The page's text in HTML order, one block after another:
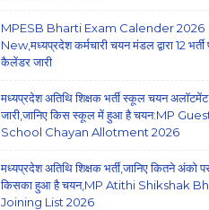
MPESB Bharti Exam Calender 2026
New,मध्यप्रदेश कर्मचारी चयन मंडल द्वारा 12 भर्ती
कैलेंडर जारी
मध्यप्रदेश अतिथि शिक्षक भर्ती स्कूल चयन
जारी,जानिए किस स्कूल में हुआ है चयन:MP
School Chayan Allotment 2026
मध्यप्रदेश अतिथि शिक्षक भर्ती,जानिए कितने अंको
किसका हुआ है चयन,MP Atithi Shikshak
Joining List 2026